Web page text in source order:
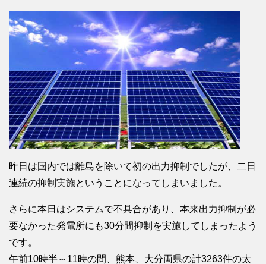
昨日は国内では離島を除いて初の出力抑制でしたが、二日
連続の抑制実施ということになってしまいました。
さらに本日はシステムで不具合があり、本来出力抑制が必
要なかった発電所にも30分間抑制を実施してしまったよう
です。
午前10時半～11時の間、熊本、大分両県の計3263件の太